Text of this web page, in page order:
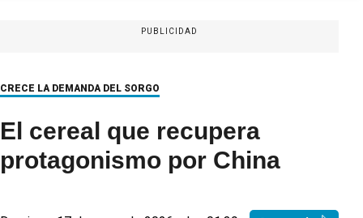
PUBLICIDAD
CRECE LA DEMANDA DEL SORGO
El cereal que recupera
protagonismo por China